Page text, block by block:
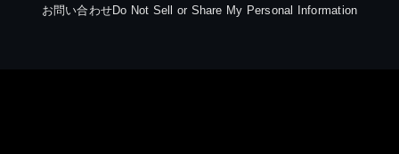
お問い合わせDo Not Sell or Share My Personal Information